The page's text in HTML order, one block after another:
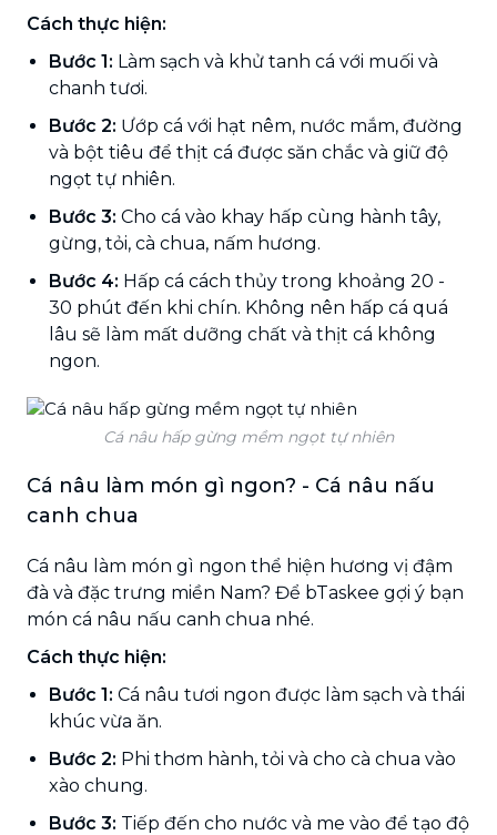
Cách thực hiện:
Bước 1: Làm sạch và khử tanh cá với muối và
chanh tươi.
Bước 2: Ướp cá với hạt nêm, nước mắm, đường
và bột tiêu để thịt cá được săn chắc và giữ độ
ngọt tự nhiên.
Bước 3: Cho cá vào khay hấp cùng hành tây,
gừng, tỏi, cà chua, nấm hương.
Bước 4: Hấp cá cách thủy trong khoảng 20 -
30 phút đến khi chín. Không nên hấp cá quá
lâu sẽ làm mất dưỡng chất và thịt cá không
ngon.
Cá nâu hấp gừng mềm ngọt tự nhiên
Cá nâu làm món gì ngon? - Cá nâu nấu
canh chua
Cá nâu làm món gì ngon thể hiện hương vị đậm
đà và đặc trưng miền Nam? Để bTaskee gợi ý bạn
món cá nâu nấu canh chua nhé.
Cách thực hiện:
Bước 1: Cá nâu tươi ngon được làm sạch và thái
khúc vừa ăn.
Bước 2: Phi thơm hành, tỏi và cho cà chua vào
xào chung.
Bước 3: Tiếp đến cho nước và me vào để tạo độ